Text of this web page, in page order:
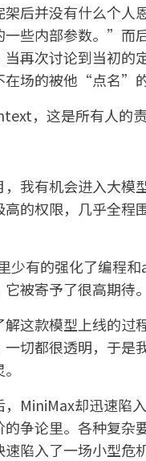
架后并没有什么个人
些内部参数。”而
当再次讨论到当初的
在场的被他“点名”的
，这是所有人的
，我有机会进入大模
的权限，几乎全程
少有的强化了编程
被寄予了很高期待。
这款模型上线的过
一切都很透明，于是
，MiniMax却迅速陷
的争论里。各种复杂
陷入了一场小型危机